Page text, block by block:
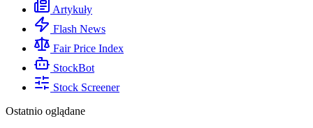
Artykuły
Flash News
Fair Price Index
StockBot
Stock Screener
Ostatnio oglądane